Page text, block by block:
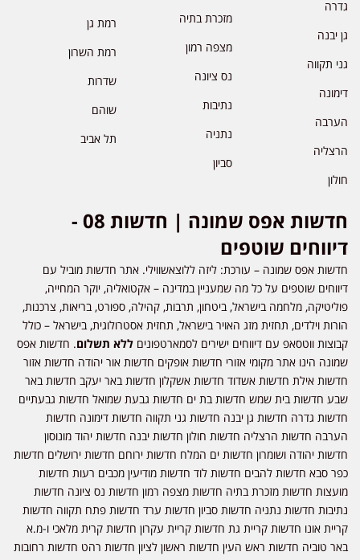
גדרה
גן יבנה
גני תקווה
דימונה
הערבה
הרצליה
חולון
מזכרת בתיה
מצפה רמון
נס ציונה
נתיבות
נתניה
סביון
רמת גן
רמת השרון
שדרות
שוהם
תל אביב
חדשות אפס שמונה | חדשות 08 -
דיווחים שוטפים
חדשות אפס שמונה – עורכת: ליזה ללוצאשווילי. אתר חדשות מוביל עם
דיווחים שוטפים על כל מה שמעניין במדינה – אקטואליה, יוקר המחייה,
פוליטיקה, מלחמה בישראל, ביטחון, תרבות, קהילה, ספורט, בריאות, צרכנות,
הורות וילדים, תחזית מזג האויר בישראל, תחזית אסטרולוגית, בישראל – כולל
קבוצות ווטסאפ עם דיווחים ישירים לסמארטפונים ללא תשלום. חדשות אפס
שמונה הינו אתר מקומי אזורי חדשות אופקים חדשות אור יהודה חדשות אזור
חדשות אילת חדשות אשדוד חדשות אשקלון חדשות באר יעקב חדשות באר
שבע חדשות בית שמש חדשות בת ים חדשות גבעת שמואל חדשות גבעתיים
חדשות גדרה חדשות גן יבנה חדשות גני תקווה חדשות דימונה חדשות
הערבה חדשות הרצליה חדשות חולון חדשות יבנה חדשות יהוד מונוסון
חדשות יהודה ושומרון חדשות ים המלח חדשות ירוחם חדשות ירושלים חדשות
כפר סבא חדשות להבים חדשות לוד חדשות מודיעין מכבים רעות חדשות
מועצות חדשות מזכרת בתיה חדשות מצפה רמון חדשות נס ציונה חדשות
נתיבות חדשות נתניה חדשות סביון חדשות ערד חדשות פתח תקווה חדשות
קריית אונו חדשות קריית גת חדשות קריית עקרון חדשות קרית מלאכי ו-מ.א
באר טוביה חדשות ראש העין חדשות ראשון לציון חדשות רהט חדשות רחובות